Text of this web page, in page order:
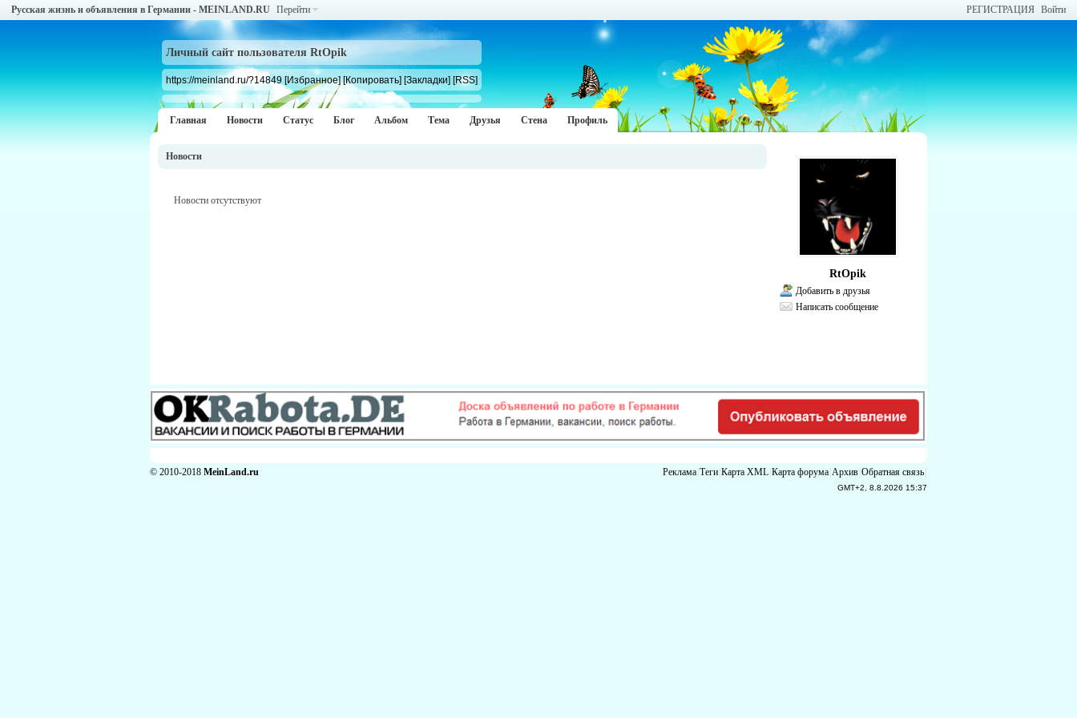
РЕГИСТРАЦИЯ Войти
Русская жизнь и объявления в Германии - MEINLAND.RU Перейти
Личный сайт пользователя RtOpik
https://meinland.ru/?14849 [Избранное] [Копировать] [Закладки] [RSS]
Главная Новости Статус Блог Альбом Тема Друзья Стена Профиль
Новости
Новости отсутствуют
RtOpik
Добавить в друзья
Написать сообщение
Реклама|Теги|Карта XML|Карта форума|Архив|Обратная связь|
GMT+2, 8.8.2026 15:37
© 2010-2018 MeinLand.ru